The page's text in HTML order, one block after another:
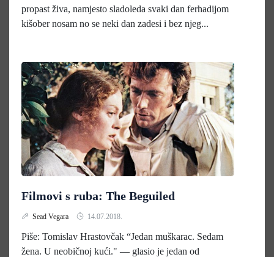
propast živa, namjesto sladoleda svaki dan ferhadijom
kišober nosam no se neki dan zadesi i bez njeg...
Filmovi s ruba: The Beguiled
Sead Vegara 14.07.2018.
Piše: Tomislav Hrastovčak “Jedan muškarac. Sedam
žena. U neobičnoj kući." — glasio je jedan od